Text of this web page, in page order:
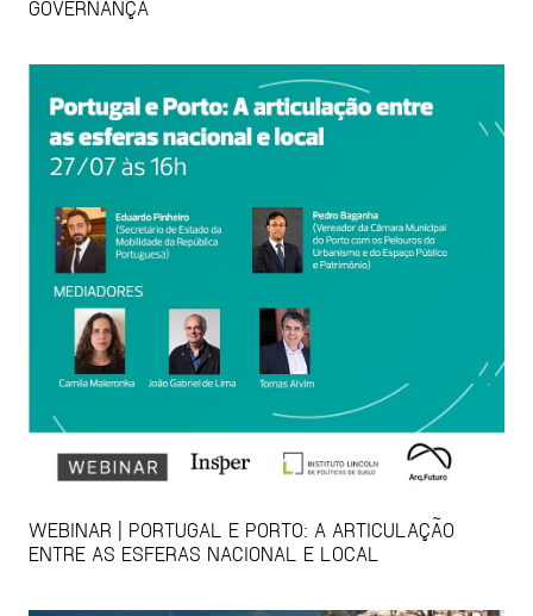
GOVERNANÇA
WEBINAR | PORTUGAL E PORTO: A ARTICULAÇÃO
ENTRE AS ESFERAS NACIONAL E LOCAL